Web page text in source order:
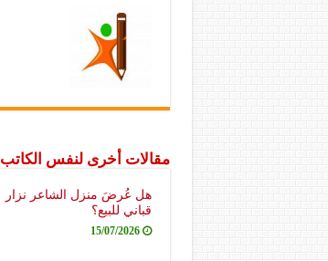
مقالات أخرى لنفس الكاتب
هل عُرضَ منزل الشاعر نزار
قباني للبيع؟
15/07/2026